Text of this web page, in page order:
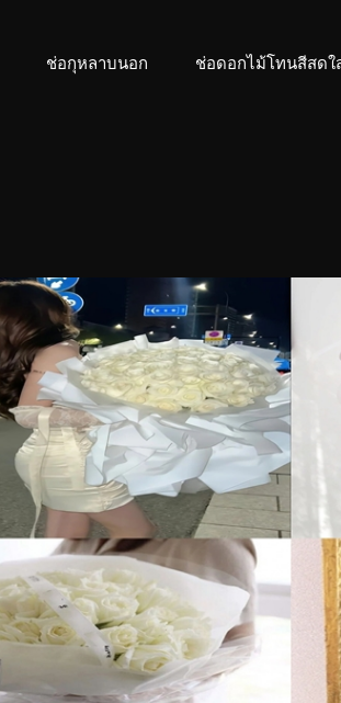
ช่อกุหลาบนอก ช่อดอกไม้โทนสีสดใ